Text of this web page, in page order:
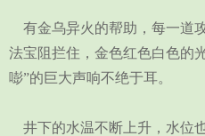
有金乌异火的帮助，每一道
法宝阻拦住，金色红色白色的
嘭”的巨大声响不绝于耳。
井下的水温不断上升，水位